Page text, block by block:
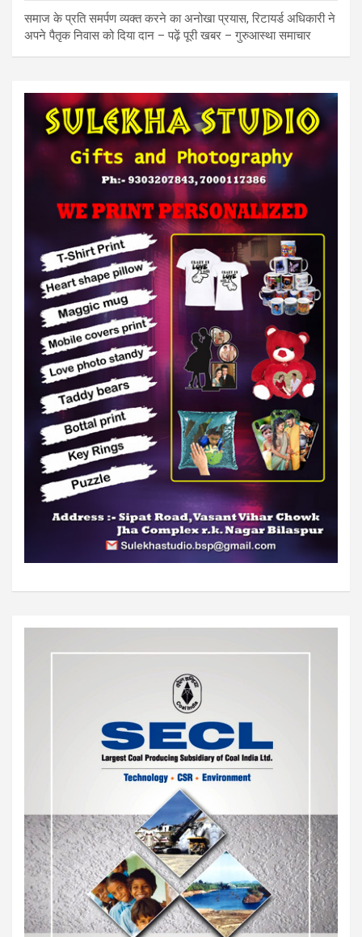
समाज के प्रति समर्पण व्यक्त करने का अनोखा प्रयास, रिटायर्ड अधिकारी ने
अपने पैतृक निवास को दिया दान – पढ़ें पूरी खबर – गुरुआस्था समाचार